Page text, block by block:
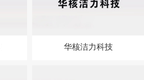
华核洁力科技